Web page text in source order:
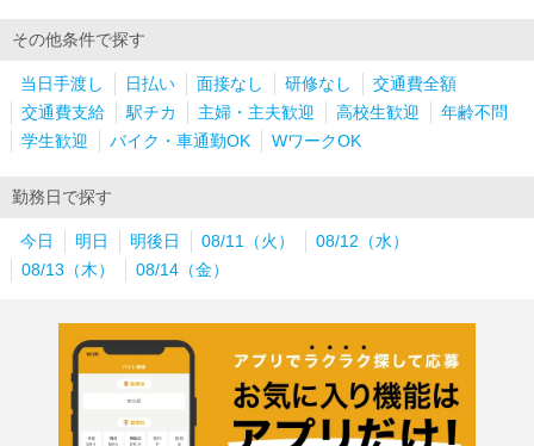
その他条件で探す
当日手渡し 日払い 面接なし 研修なし
交通費全額
交通費支給
駅チカ 主婦・主夫歓迎 高校生歓迎
年齢不問
学生歓迎
バイク・車通勤OK WワークOK
勤務日で探す
今日 明日 明後日 08/11（火）
08/12（水）
08/13（木）
08/14（金）